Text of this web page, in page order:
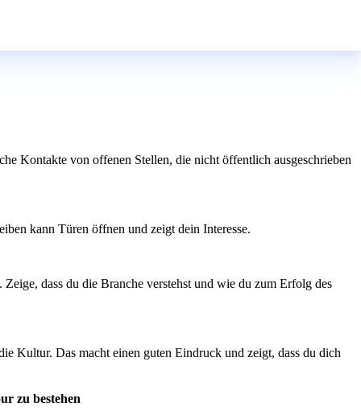
Kontakte von offenen Stellen, die nicht öffentlich ausgeschrieben
kann Türen öffnen und zeigt dein Interesse.
dass du die Branche verstehst und wie du zum Erfolg des
Kultur. Das macht einen guten Eindruck und zeigt, dass du dich
zu bestehen